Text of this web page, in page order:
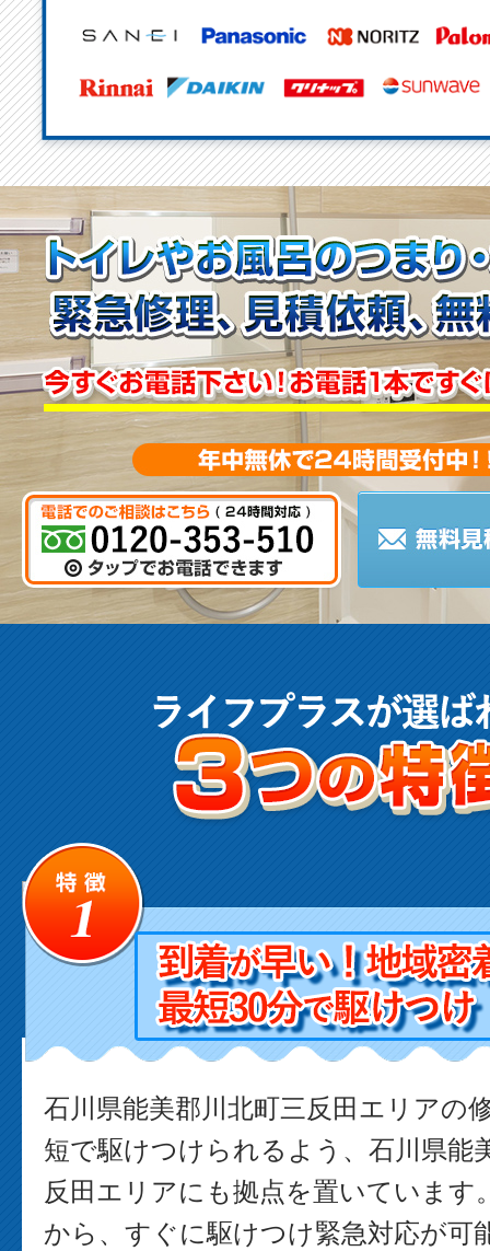
石川県能美郡川北町三反田エリアの
短で駆けつけられるよう、石川県能
反田エリアにも拠点を置いています
から、すぐに駆けつけ緊急対応が可